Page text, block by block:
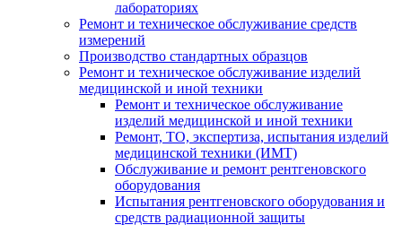
лабораториях
Ремонт и техническое обслуживание средств
измерений
Производство стандартных образцов
Ремонт и техническое обслуживание изделий
медицинской и иной техники
Ремонт и техническое обслуживание
изделий медицинской и иной техники
Ремонт, ТО, экспертиза, испытания изделий
медицинской техники (ИМТ)
Обслуживание и ремонт рентгеновского
оборудования
Испытания рентгеновского оборудования и
средств радиационной защиты